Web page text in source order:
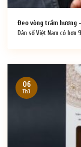
Đeo vòng trầm hương
Dân số Việt Nam có hơn
06
Th3